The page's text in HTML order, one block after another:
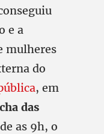
e a
mulheres
do
, em
das
as 9h, o